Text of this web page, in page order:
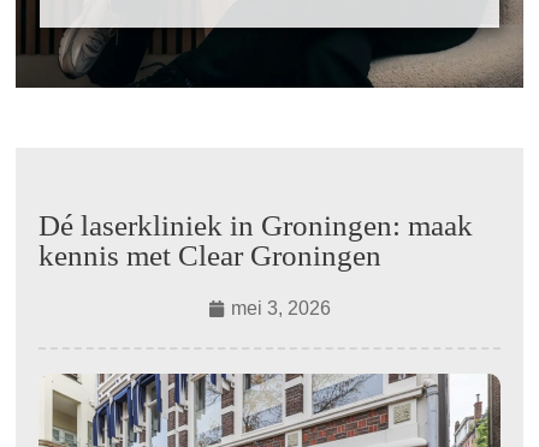
Dé laserkliniek in Groningen: maak
kennis met Clear Groningen
mei 3, 2026